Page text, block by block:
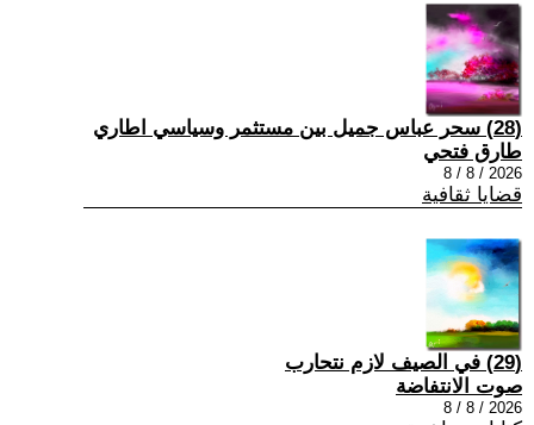
(28) سحر عباس جميل بين مستثمر وسياسي اطاري
طارق فتحي
2026 / 8 / 8
قضايا ثقافية
(29) في الصيف لازم نتحارب
صوت الانتفاضة
2026 / 8 / 8